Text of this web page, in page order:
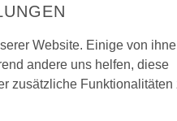
Weitere
Website. Einige von
andere uns helfen, diese
zusätzliche Funktionalitäten